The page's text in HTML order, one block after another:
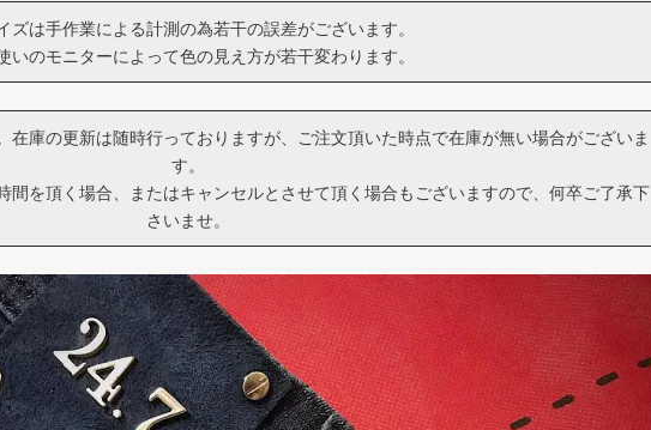
ズは手作業による計測の為若干の誤差がございます。
いのモニターによって色の見え方が若干変わります。
在庫の更新は随時行っておりますが、ご注文頂いた時点で在庫が無い場合がございま
す。
間を頂く場合、またはキャンセルとさせて頂く場合もございますので、何卒ご了承下
さいませ。